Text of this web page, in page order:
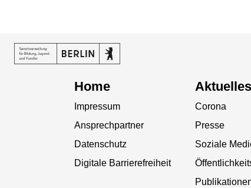
Home
Impressum
Ansprechpartner
Datenschutz
Digitale Barrierefreiheit
Aktuelles
Corona
Presse
Soziale